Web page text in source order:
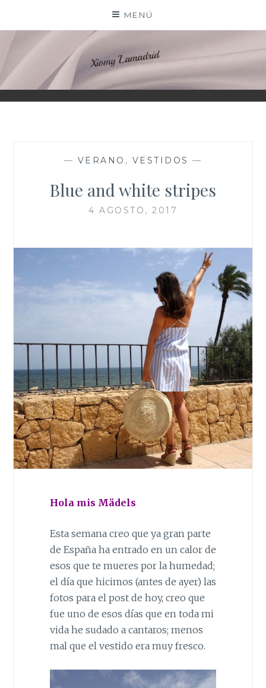
contenido
MENÚ
XIOMY LAMADRID
— VERANO , VESTIDOS —
Blue and white stripes
4 AGOSTO, 2017
Hola mis Mädels
Esta semana creo que ya gran parte
de España ha entrado en un calor de
esos que te mueres por la humedad;
el día que hicimos (antes de ayer) las
fotos para el post de hoy, creo que
fue uno de esos días que en toda mi
vida he sudado a cantaros; menos
mal que el vestido era muy fresco.